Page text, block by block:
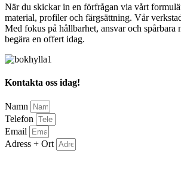
När du skickar in en förfrågan via vårt
material, profiler och färgsättning. Vår
Med fokus på hållbarhet, ansvar och
begära en offert idag.
Kontakta oss idag!
Namn
Telefon
Email
Adress + Ort